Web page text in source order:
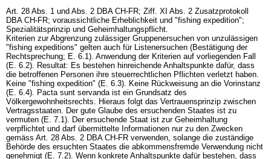
Art. 28 Abs. 1 und Abs. 2 DBA CH-FR; Ziff. XI Abs. 2 Zusatzprotokoll
DBA CH-FR; voraussichtliche Erheblichkeit und "fishing expedition";
Spezialitätsprinzip und Geheimhaltungspflicht.
Kriterien zur Abgrenzung zulässiger Gruppenersuchen von unzulässigen
"fishing expeditions" gelten auch für Listenersuchen (Bestätigung der
Rechtsprechung; E. 6.1). Anwendung der Kriterien auf vorliegenden Fall
(E. 6.2). Resultat: Es bestehen hinreichende Anhaltspunkte dafür, dass
die betroffenen Personen ihre steuerrechtlichen Pflichten verletzt haben.
Keine "fishing expedition" (E. 6.3). Keine Rückweisung an die Vorinstanz
(E. 6.4). Pacta sunt servanda ist ein Grundsatz des
Völkergewohnheitsrechts. Hieraus folgt das Vertrauensprinzip zwischen
Vertragsstaaten. Der gute Glaube des ersuchenden Staates ist zu
vermuten (E. 7.1). Der ersuchende Staat ist zur Geheimhaltung
verpflichtet und darf übermittelte Informationen nur zu den Zwecken
gemäss Art. 28 Abs. 2 DBA CH-FR verwenden, solange die zuständige
Behörde des ersuchten Staates die abkommensfremde Verwendung nicht
genehmigt (E. 7.2). Wenn konkrete Anhaltspunkte dafür bestehen, dass